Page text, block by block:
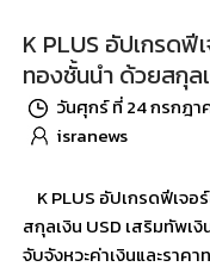
K PLUS อัปเกรด
ทองชั้นนำ ด้วยสกุล
วันศุกร์ ที่ 24 กรกฎา
isranews
K PLUS อัปเกรดฟีเจ
สกุลเงิน USD เสริมทัพเ
จับจังหวะค่าเงินและราค